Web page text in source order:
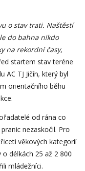
o stav trati. Naštěstí
do bahna nikdo
na rekordní časy,
startem stav teréne
AC TJ Jičín, který byl
orientačního běhu
od rána co
nezaskočil. Pro
věkových kategorií
délkách 25 až 2 800
mládežníci.